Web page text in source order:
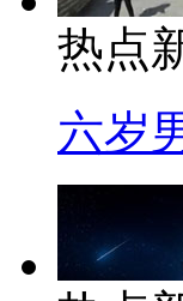
热点
六岁